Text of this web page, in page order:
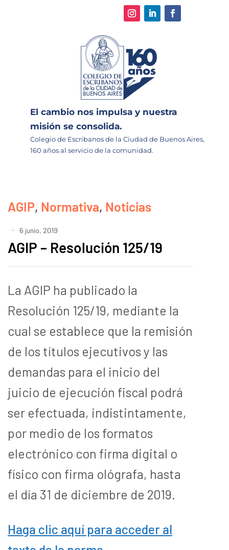
El cambio nos impulsa y nuestra
misión se consolida.
Colegio de Escribanos de la Ciudad de Buenos Aires,
160 años al servicio de la comunidad.
AGIP, Normativa, Noticias
6 junio, 2019
AGIP – Resolución 125/19
La AGIP ha publicado la
Resolución 125/19, mediante la
cual se establece que la remisión
de los títulos ejecutivos y las
demandas para el inicio del
juicio de ejecución fiscal podrá
ser efectuada, indistintamente,
por medio de los formatos
electrónico con firma digital o
físico con firma ológrafa, hasta
el día 31 de diciembre de 2019.
Haga clic aquí para acceder al